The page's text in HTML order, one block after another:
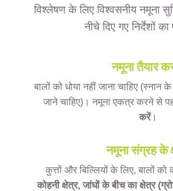
विश्लेषण के लिए विश्वसनीय नमूना
नीचे दिए गए निर्देशों
नमूना तैयार
बालों को धोया नहीं जाना चाहिए
जाने चाहिए)। नमूना एकत्र करने से
करें।
नमूना संग्रह के
कुत्तों और बिल्लियों के लिए, बालों
कोहनी क्षेत्र, जांघों के बीच का क्षेत्र